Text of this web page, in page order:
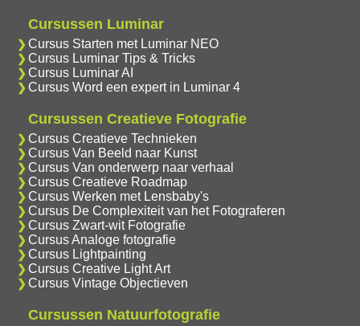
Cursussen Luminar
Cursus Starten met Luminar NEO
Cursus Luminar Tips & Tricks
Cursus Luminar AI
Cursus Word een expert in Luminar 4
Cursussen Creatieve Fotografie
Cursus Creatieve Technieken
Cursus Van Beeld naar Kunst
Cursus Van onderwerp naar verhaal
Cursus Creatieve Roadmap
Cursus Werken met Lensbaby's
Cursus De Complexiteit van het Fotograferen
Cursus Zwart-wit Fotografie
Cursus Analoge fotografie
Cursus Lightpainting
Cursus Creative Light Art
Cursus Vintage Objectieven
Cursussen Natuurfotografie